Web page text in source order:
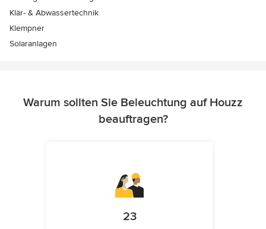
Klär- & Abwassertechnik
Klempner
Solaranlagen
Warum sollten Sie Beleuchtung auf Houzz
beauftragen?
23